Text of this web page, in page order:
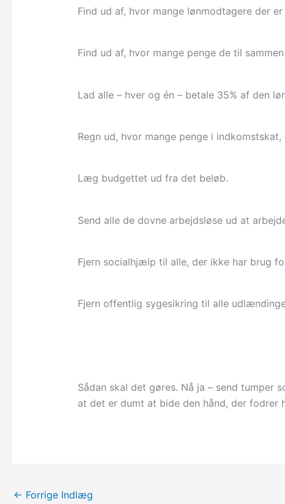
Find ud af, hvor mange lønmodtagere der er
Find ud af, hvor mange penge de til
Lad alle – hver og én – betale 35% af den
Regn ud, hvor mange penge i
Læg budgettet ud fra det beløb.
Send alle de dovne arbejdsløse ud at
Fjern socialhjælp til alle, der ikke har brug
Fjern offentlig sygesikring til alle
Sådan skal det gøres. Nå ja – send tumper
at det er dumt at bide den hånd, der fodrer
← Forrige Indlæg